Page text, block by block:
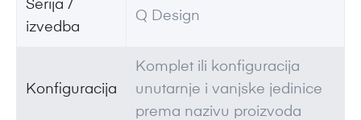
Serija /
izvedba
Q Design
Konfiguracija
Komplet ili konfiguracija
unutarnje i vanjske jedinice
prema nazivu proizvoda